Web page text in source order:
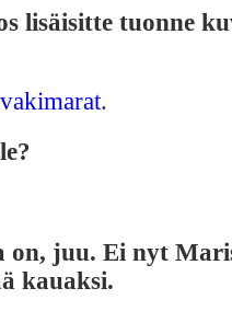
lisäisitte tuonne
.
on, juu. Ei nyt
kauaksi.